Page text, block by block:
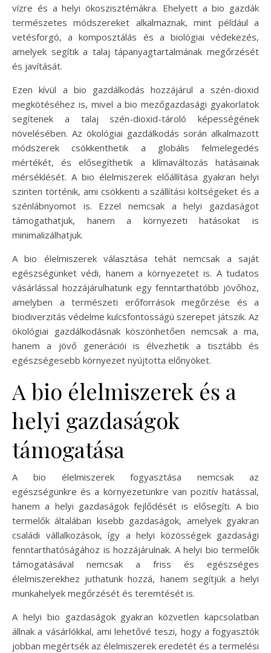
vízre és a helyi ökoszisztémákra. Ehelyett a bio gazdák
természetes módszereket alkalmaznak, mint például a
vetésforgó, a komposztálás és a biológiai védekezés,
amelyek segítik a talaj tápanyagtartalmának megőrzését
és javítását.
Ezen kívül a bio gazdálkodás hozzájárul a szén-dioxid
megkötéséhez is, mivel a bio mezőgazdasági gyakorlatok
segítenek a talaj szén-dioxid-tároló képességének
növelésében. Az ökológiai gazdálkodás során alkalmazott
módszerek csökkenthetik a globális felmelegedés
mértékét, és elősegíthetik a klímaváltozás hatásainak
mérséklését. A bio élelmiszerek előállítása gyakran helyi
szinten történik, ami csökkenti a szállítási költségeket és a
szénlábnyomot is. Ezzel nemcsak a helyi gazdaságot
támogathatjuk, hanem a környezeti hatásokat is
minimalizálhatjuk.
A bio élelmiszerek választása tehát nemcsak a saját
egészségünket védi, hanem a környezetet is. A tudatos
vásárlással hozzájárulhatunk egy fenntarthatóbb jövőhöz,
amelyben a természeti erőforrások megőrzése és a
biodiverzitás védelme kulcsfontosságú szerepet játszik. Az
ökológiai gazdálkodásnak köszönhetően nemcsak a ma,
hanem a jövő generációi is élvezhetik a tisztább és
egészségesebb környezet nyújtotta előnyöket.
A bio élelmiszerek és a
helyi gazdaságok
támogatása
A bio élelmiszerek fogyasztása nemcsak az
egészségünkre és a környezetünkre van pozitív hatással,
hanem a helyi gazdaságok fejlődését is elősegíti. A bio
termelők általában kisebb gazdaságok, amelyek gyakran
családi vállalkozások, így a helyi közösségek gazdasági
fenntarthatóságához is hozzájárulnak. A helyi bio termelők
támogatásával nemcsak a friss és egészséges
élelmiszerekhez juthatunk hozzá, hanem segítjük a helyi
munkahelyek megőrzését és teremtését is.
A helyi bio gazdaságok gyakran közvetlen kapcsolatban
állnak a vásárlókkal, ami lehetővé teszi, hogy a fogyasztók
jobban megértsék az élelmiszerek eredetét és a termelési